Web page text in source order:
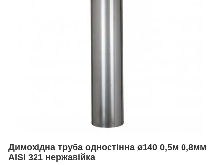
Димохідна труба одностінна ø140 0,5м 0,8мм
AISI 321 нержавійка